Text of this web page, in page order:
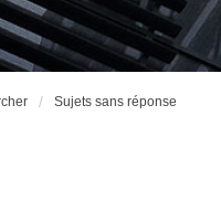
Sujets sans réponse